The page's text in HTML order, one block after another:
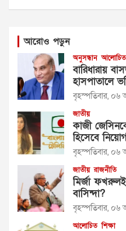
আরোও পড়ুন
অনুসন্ধান আলোচিত
বারিধারায়
হাসপাতালে
বৃহস্পতিবার,
জাতীয়
কাজী
হিসেবে
বৃহস্পতিবার,
জাতীয় রাজনীতি
মির্জা
বাসিন্দা?
বৃহস্পতিবার,
আলোচিত শিক্ষা